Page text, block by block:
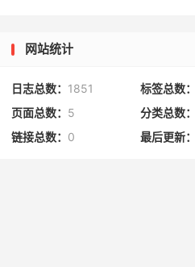
网站统计
日志总数： 1851 标签总数：
页面总数： 5 分类总数：
链接总数： 0 最后更新：